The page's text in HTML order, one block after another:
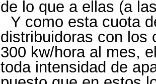
de lo que a ellas (a
Y como esta cuota
distribuidoras con los
300 kw/hora al mes,
toda intensidad de